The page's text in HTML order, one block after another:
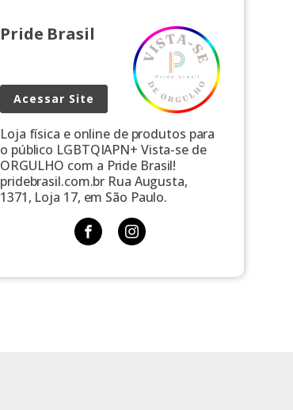
Pride Brasil
Acessar Site
Loja física e online de produtos para
o público LGBTQIAPN+ Vista-se de
ORGULHO com a Pride Brasil!
pridebrasil.com.br Rua Augusta,
1371, Loja 17, em São Paulo.